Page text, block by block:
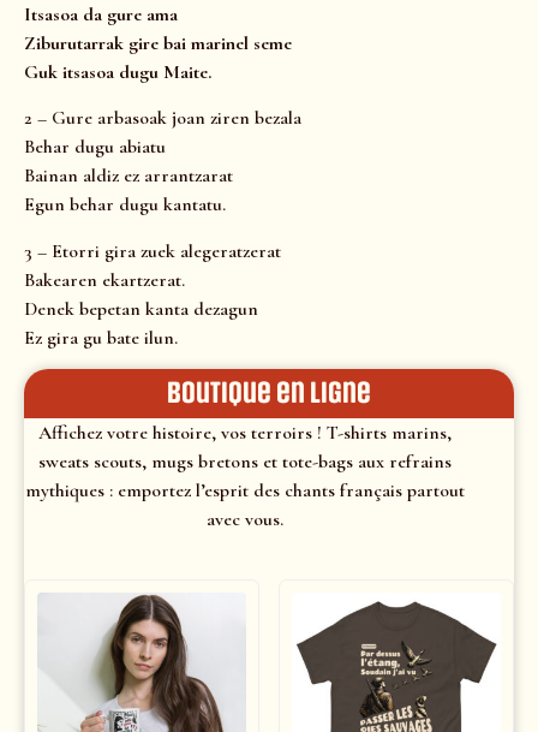
Itsasoa da gure ama
Ziburutarrak gire bai marinel seme
Guk itsasoa dugu Maite.
2 – Gure arbasoak joan ziren bezala
Behar dugu abiatu
Bainan aldiz ez arrantzarat
Egun behar dugu kantatu.
3 – Etorri gira zuek alegeratzerat
Bakearen ekartzerat.
Denek bepetan kanta dezagun
Ez gira gu bate ilun.
Boutique en ligne
Affichez votre histoire, vos terroirs ! T-shirts marins,
sweats scouts, mugs bretons et tote-bags aux refrains
mythiques : emportez l’esprit des chants français partout
avec vous.